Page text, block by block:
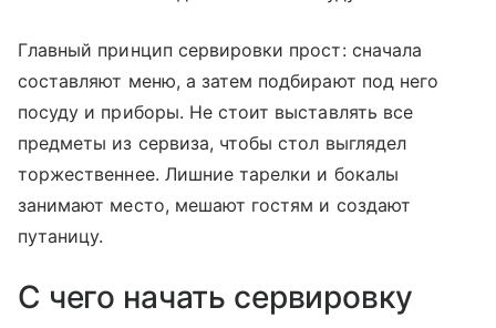
Главный принцип сервировки прост: сначала
составляют меню, а затем подбирают под него
посуду и приборы. Не стоит выставлять все
предметы из сервиза, чтобы стол выглядел
торжественнее. Лишние тарелки и бокалы
занимают место, мешают гостям и создают
путаницу.
С чего начать сервировку